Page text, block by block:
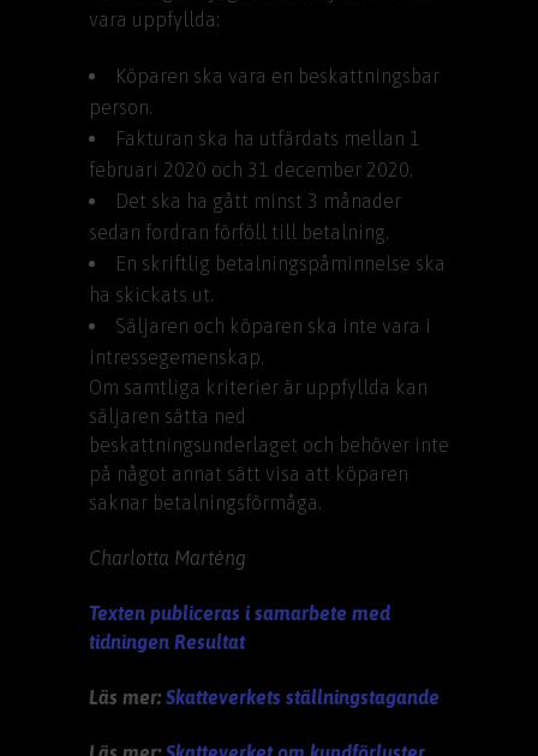
vara uppfyllda:
Köparen ska vara en beskattningsbar
person.
Fakturan ska ha utfärdats mellan 1
februari 2020 och 31 december 2020.
Det ska ha gått minst 3 månader
sedan fordran förföll till betalning.
En skriftlig betalningspåminnelse ska
ha skickats ut.
Säljaren och köparen ska inte vara i
intressegemenskap.
Om samtliga kriterier är uppfyllda kan
säljaren sätta ned
beskattningsunderlaget och behöver inte
på något annat sätt visa att köparen
saknar betalningsförmåga.
Charlotta Marténg
Texten publiceras i samarbete med
tidningen Resultat
Läs mer: Skatteverkets ställningstagande